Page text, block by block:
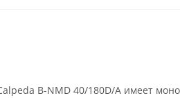
B-NMD 40/180D/A имеет